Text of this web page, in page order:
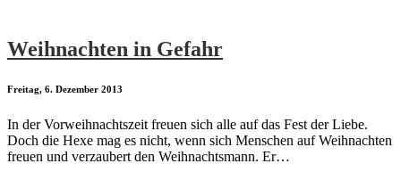
Weihnachten in Gefahr
Freitag, 6. Dezember 2013
In der Vorweihnachtszeit freuen sich alle auf das Fest der Liebe.
Doch die Hexe mag es nicht, wenn sich Menschen auf Weihnachten
freuen und verzaubert den Weihnachtsmann. Er…